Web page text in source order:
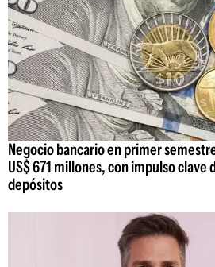
Negocio bancario en primer
US$ 671 millones, con impulso clave
depósitos